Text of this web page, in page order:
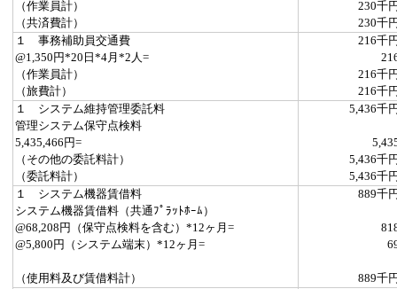
（作業員計）
230千
（共済費計）
230千
１ 事務補助員交通費
216千
@1,350円*20日*4月*2人=
（作業員計）
216千
（旅費計）
216千
１ システム維持管理委託料
5,436千
管理システム保守点検料
5,435,466円=
（その他の委託料計）
5,436千
（委託料計）
5,436千
１ システム機器賃借料
889千
システム機器賃借料（共通ﾌﾟﾗｯﾄﾎｰﾑ）
@68,208円（保守点検料を含む）*12ヶ月=
@5,800円（システム端末）*12ヶ月=
（使用料及び賃借料計）
889千